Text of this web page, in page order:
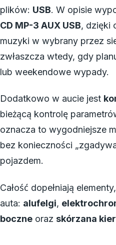
plików: USB. W opisie
CD MP-3 AUX USB, dzięki
muzyki w wybrany przez
zwłaszcza wtedy, gdy
lub weekendowe wypady.
Dodatkowo w aucie jest
bieżącą kontrolę
oznacza to wygodniejsze
bez konieczności
pojazdem.
Całość dopełniają
auta: alufelgi,
boczne oraz skórzana